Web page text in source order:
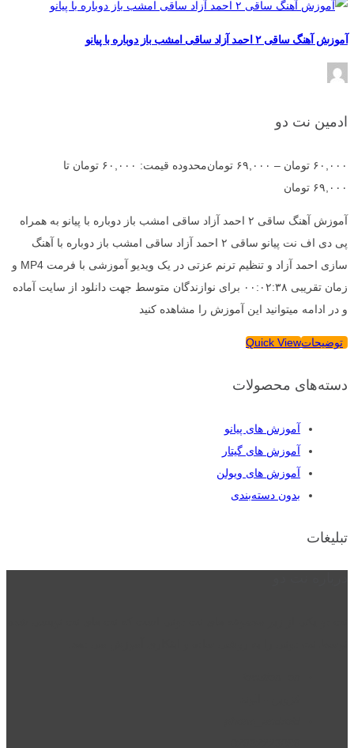
آموزش آهنگ ساقی ۲ احمد آزاد ساقی امشب باز دوباره با پیانو
ادمین نت دو
۶۰,۰۰۰ تومان – ۶۹,۰۰۰ تومان
محدوده قیمت: ۶۰,۰۰۰ تومان تا
۶۹,۰۰۰ تومان
آموزش آهنگ ساقی ۲ احمد آزاد ساقی امشب باز دوباره با پیانو به همراه
پی دی اف نت پیانو ساقی ۲ احمد آزاد ساقی امشب باز دوباره با آهنگ
سازی احمد آزاد و تنظیم ترنم عزتی در یک ویدیو آموزشی با فرمت MP4 و
زمان تقریبی ۰۰:۰۲:۳۸ برای نوازندگان متوسط جهت دانلود از سایت آماده
و در ادامه میتوانید این آموزش را مشاهده کنید
توضیحاتQuick View
دسته‌های محصولات
آموزش های پیانو
آموزش های گیتار
آموزش های ویولن
بدون دسته‌بندی
تبلیغات